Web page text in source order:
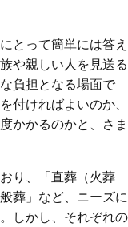
とって簡単には答え
や親しい人を見送る
負担となる場面で
付ければよいのか、
かかるのかと、さま
り、「直葬（火葬
葬」など、ニーズに
しかし、それぞれの